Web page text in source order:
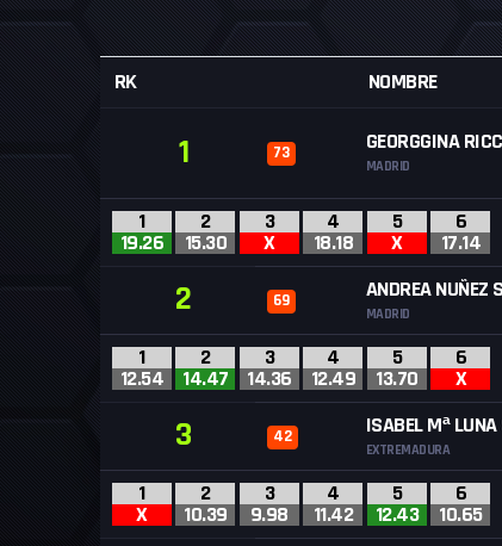
RK NOMBRE
1 73 GEORGGINA
MADRID
1
19.26
2
15.30
3
X
4
18.18
5
X
6
17.14
2 69 ANDREA NUÑEZ
MADRID
1
12.54
2
14.47
3
14.36
4
12.49
5
13.70
6
X
3 42 ISABEL Mª LUNA
EXTREMADURA
1
X
2
10.39
3
9.98
4
11.42
5
12.43
6
10.65